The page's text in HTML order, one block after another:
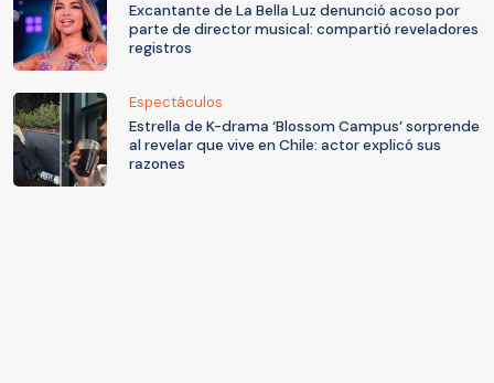
Excantante de La Bella Luz denunció acoso por
parte de director musical: compartió reveladores
registros
Espectáculos
Estrella de K-drama ‘Blossom Campus’ sorprende
al revelar que vive en Chile: actor explicó sus
razones